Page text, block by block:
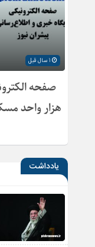
هزار واحد
یادداشت